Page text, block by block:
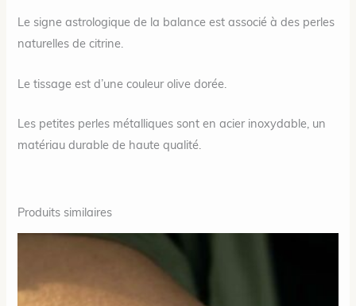
Le signe astrologique de la balance est associé à des perles
naturelles de citrine.
Le tissage est d’une couleur olive dorée.
Les petites perles métalliques sont en acier inoxydable, un
matériau durable de haute qualité.
Produits similaires